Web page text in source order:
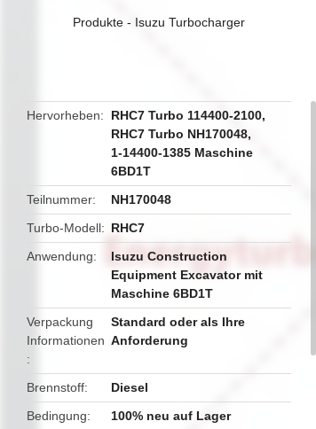
Produkte - Isuzu Turbocharger
Hervorheben RHC7 Turbo 114400-2100,
RHC7 Turbo NH170048,
1-14400-1385 Maschine
6BD1T
Teilnummer
NH170048
Turbo-Modell
RHC7
Anwendung
Isuzu Construction
Equipment Excavator mit
Maschine 6BD1T
Verpackung
Informationen
Standard oder als Ihre
Anforderung
Brennstoff
Diesel
Bedingung
100% neu auf Lager